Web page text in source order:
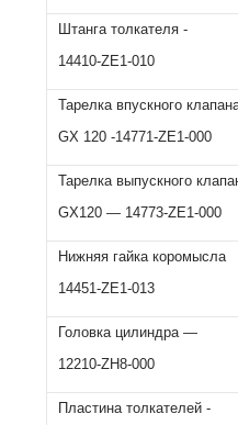
Штанга толкателя -
14410-ZE1-010
Тарелка впускного
GХ 120 -14771-ZE1-000
Тарелка выпускного
GХ120 — 14773-ZE1-000
Нижняя гайка коромысла
14451-ZE1-013
Головка цилиндра —
12210-ZH8-000
Пластина толкателей -